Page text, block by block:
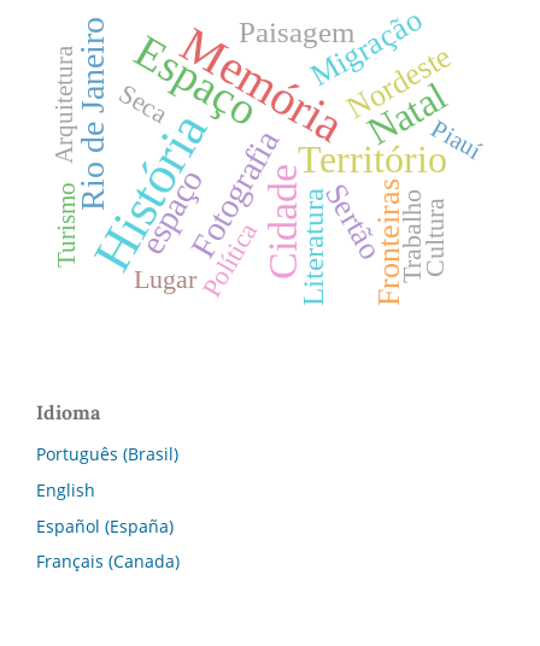
História
Memória
Espaço
Cidade
Território
Natal
Fotografia
Rio de Janeiro
espaço
Migração
Fronteiras
Sertão
Nordeste
Paisagem
Literatura Trabalho
Seca
Política
Lugar
Cultura
Piauí
Turismo
Arquitetura
Idioma
Português (Brasil)
English
Español (España)
Français (Canada)